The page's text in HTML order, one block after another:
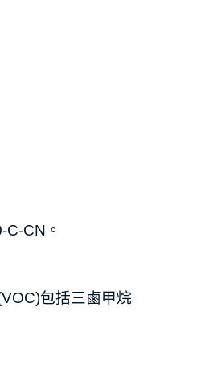
CN。
包括三鹵甲烷